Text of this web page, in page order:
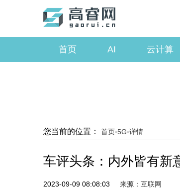
首页 AI 云计算
您当前的位置： 首页-5G-详情
车评头条：内外皆有新
2023-09-09 08:08:03 来源：互联网